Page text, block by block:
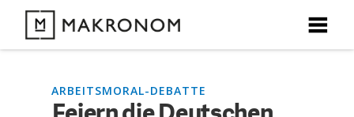
X
DEBATTEN
X
X
X
ARBEITSMORAL-DEBATTE
X
KOMMENTARE ZU